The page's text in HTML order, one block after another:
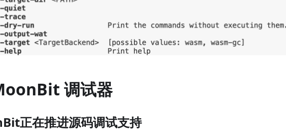
调试器
正在推进源码调试支持